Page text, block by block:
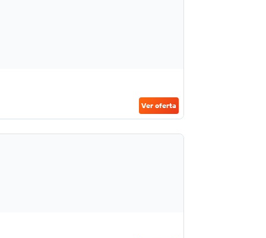
Ver oferta